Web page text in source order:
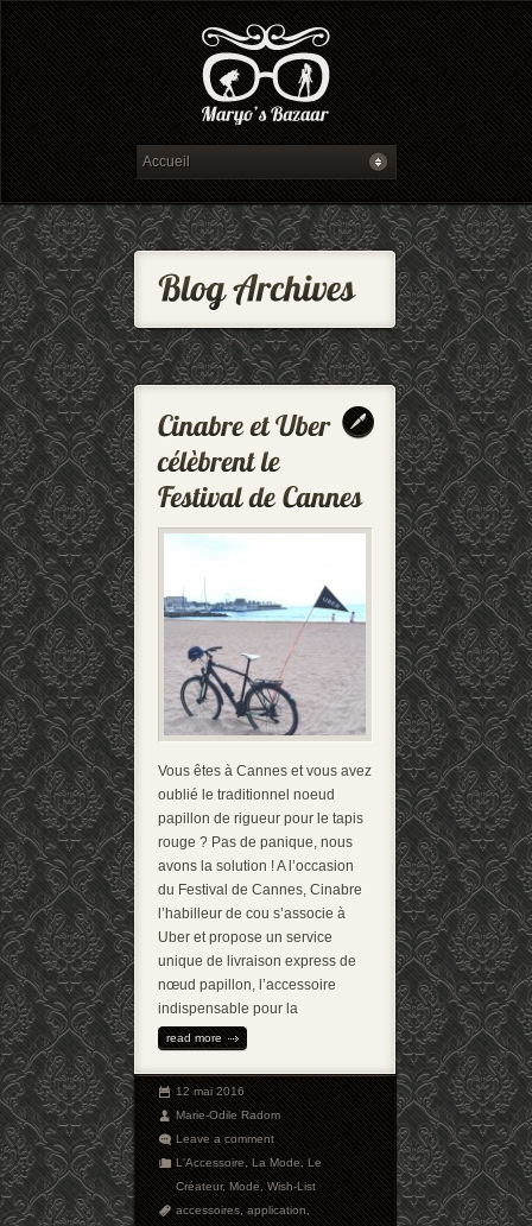
Vous êtes à Cannes et vous avez
oublié le traditionnel noeud
papillon de rigueur pour le tapis
rouge ? Pas de panique, nous
avons la solution ! A l’occasion
du Festival de Cannes, Cinabre
l’habilleur de cou s’associe à
Uber et propose un service
unique de livraison express de
nœud papillon, l’accessoire
indispensable pour la
read more
12 mai 2016
Marie-Odile Radom
Leave a comment
L'Accessoire,La Mode,Le
Créateur,Mode,Wish-List
accessoires,application,